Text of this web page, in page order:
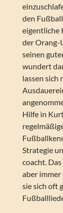
den
eigentliche
der Orang-
seinen
wundert
lassen sich
Hilfe in
Strategie
coacht.
aber immer
sie sich oft